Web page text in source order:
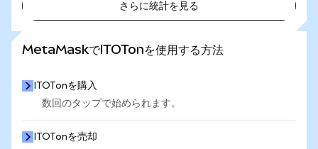
さらに統計を見る
MetaMaskでITOTonを使用する方法
ITOTonを購入
数回のタップで始められます。
ITOTonを売却